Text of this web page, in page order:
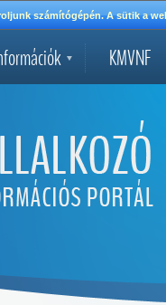
számítógépén. A sütik a
KMVNF